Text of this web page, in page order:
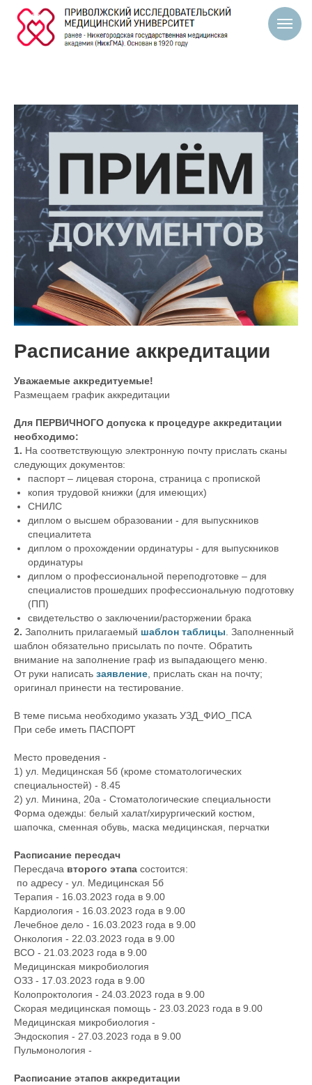
Расписание аккредитации
Уважаемые аккредитуемые!
Размещаем график аккредитации
Для ПЕРВИЧНОГО допуска к процедуре аккредитации
необходимо:
1. На соответствующую электронную почту прислать сканы
следующих документов:
паспорт – лицевая сторона, страница с пропиской
копия трудовой книжки (для имеющих)
СНИЛС
диплом о высшем образовании - для выпускников
специалитета
диплом о прохождении ординатуры - для выпускников
ординатуры
диплом о профессиональной переподготовке – для
специалистов прошедших профессиональную подготовку
(ПП)
свидетельство о заключении/расторжении брака
2. Заполнить прилагаемый шаблон таблицы. Заполненный
шаблон обязательно присылать по почте. Обратить
внимание на заполнение граф из выпадающего меню.
От руки написать заявление, прислать скан на почту;
оригинал принести на тестирование.
В теме письма необходимо указать УЗД_ФИО_ПСА
При себе иметь ПАСПОРТ
Место проведения -
1) ул. Медицинская 5б (кроме стоматологических
специальностей) - 8.45
2) ул. Минина, 20а - Стоматологические специальности
Форма одежды: белый халат/хирургический костюм,
шапочка, сменная обувь, маска медицинская, перчатки
Расписание пересдач
Пересдача второго этапа состоится:
по адресу - ул. Медицинская 5б
Терапия - 16.03.2023 года в 9.00
Кардиология - 16.03.2023 года в 9.00
Лечебное дело - 16.03.2023 года в 9.00
Онкология - 22.03.2023 года в 9.00
ВСО - 21.03.2023 года в 9.00
Медицинская микробиология
ОЗЗ - 17.03.2023 года в 9.00
Колопроктология - 24.03.2023 года в 9.00
Скорая медицинская помощь - 23.03.2023 года в 9.00
Медицинская микробиология -
Эндоскопия - 27.03.2023 года в 9.00
Пульмонология -
Расписание этапов аккредитации